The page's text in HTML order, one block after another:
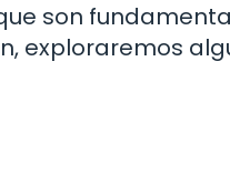
son
exploraremos